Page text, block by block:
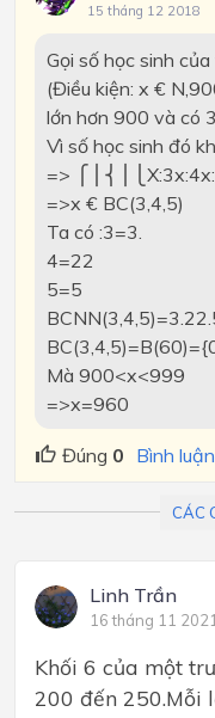
15 tháng 12 2018
Gọi số học sinh
(Điều kiện: x €
lớn hơn 900 và có
Vì số học sinh đó
=>
=>x € BC(3,4,5)
Ta có :3=3.
4=22
5=5
Mà 900<x<999
=>x=960
Đúng 0 Bình
CÁC
Linh Trần
16 tháng 11
Khối 6 của một
200 đến 250.Mỗi